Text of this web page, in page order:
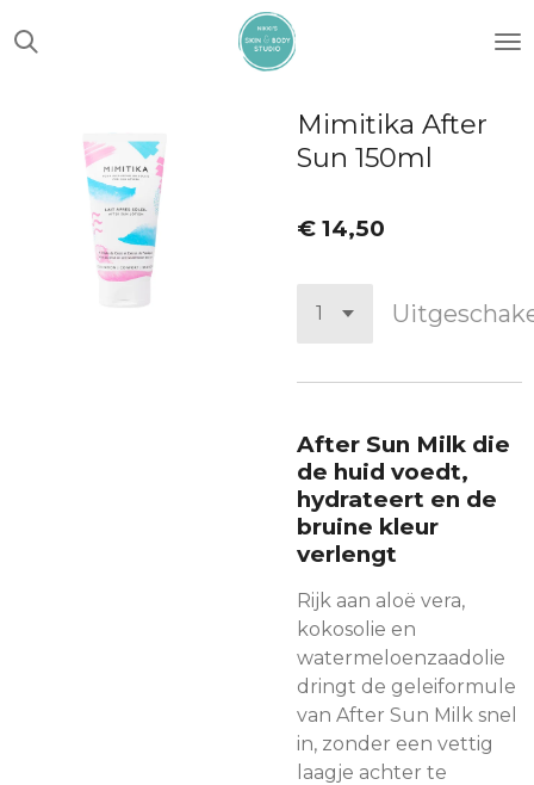
direct
hoofdinhoud
Mimitika After
Sun 150ml
€ 14,50
After Sun Milk die
de huid voedt,
hydrateert en de
bruine kleur
verlengt
Rijk aan aloë vera,
kokosolie en
watermeloenzaadolie
dringt de geleiformule
van After Sun Milk snel
in, zonder een vettig
laagje achter te